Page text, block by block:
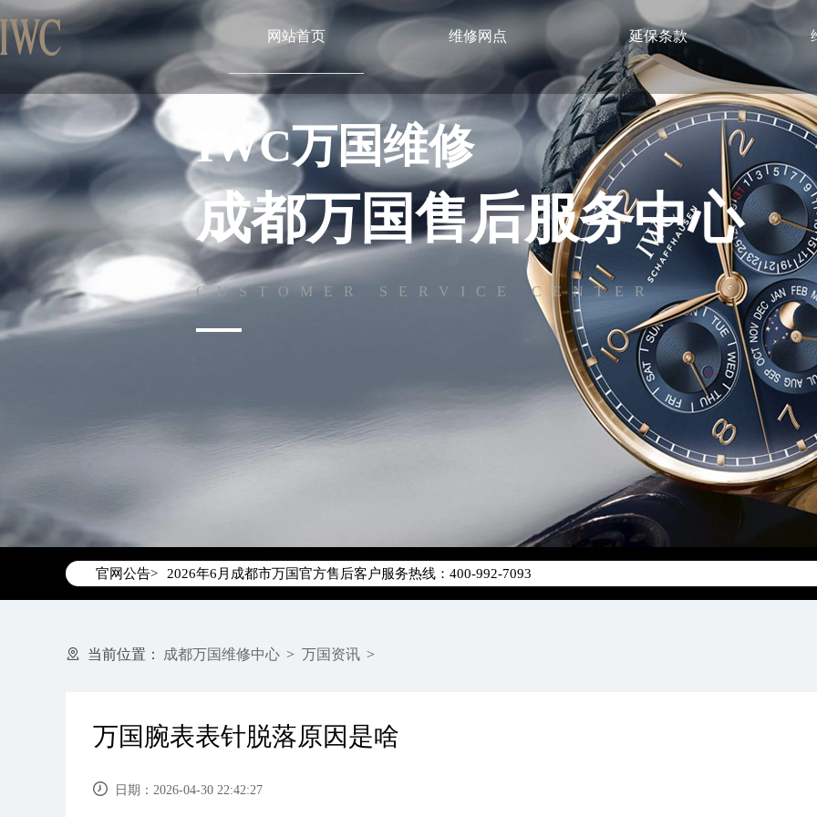
网站首页 维修网点 延保条款
IWC万国维修
成都万国售后服务中心
CUSTOMER SERVICE CENTER
官网公告>
2026年6月成都市万国官方售后客户服务热线：400-992-7093
2026年6月万国售后服务中心最新网点地址：
成都市锦江区人民东路6号SAC东原中心写字楼24层2406B室（需提前预约）
节假日正常营业！
当前位置： 成都万国维修中心 > 万国资讯 >
万国腕表表针脱落原因是啥
日期：2026-04-30 22:42:27